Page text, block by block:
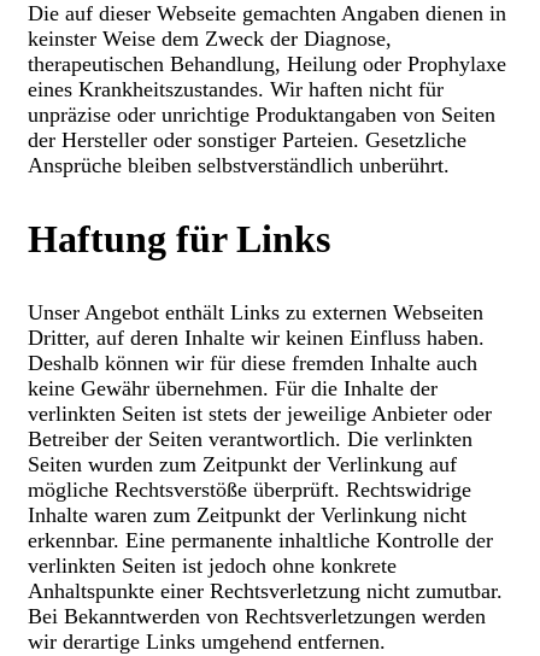
Die auf dieser Webseite gemachten Angaben dienen in
keinster Weise dem Zweck der Diagnose,
therapeutischen Behandlung, Heilung oder Prophylaxe
eines Krankheitszustandes. Wir haften nicht für
unpräzise oder unrichtige Produktangaben von Seiten
der Hersteller oder sonstiger Parteien. Gesetzliche
Ansprüche bleiben selbstverständlich unberührt.
Haftung für Links
Unser Angebot enthält Links zu externen Webseiten
Dritter, auf deren Inhalte wir keinen Einfluss haben.
Deshalb können wir für diese fremden Inhalte auch
keine Gewähr übernehmen. Für die Inhalte der
verlinkten Seiten ist stets der jeweilige Anbieter oder
Betreiber der Seiten verantwortlich. Die verlinkten
Seiten wurden zum Zeitpunkt der Verlinkung auf
mögliche Rechtsverstöße überprüft. Rechtswidrige
Inhalte waren zum Zeitpunkt der Verlinkung nicht
erkennbar. Eine permanente inhaltliche Kontrolle der
verlinkten Seiten ist jedoch ohne konkrete
Anhaltspunkte einer Rechtsverletzung nicht zumutbar.
Bei Bekanntwerden von Rechtsverletzungen werden
wir derartige Links umgehend entfernen.